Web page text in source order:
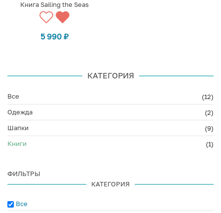
Книга Sailing the Seas
5 990 ₽
КАТЕГОРИЯ
Все
(12)
Одежда
(2)
Шапки
(9)
Книги
(1)
ФИЛЬТРЫ
КАТЕГОРИЯ
Все